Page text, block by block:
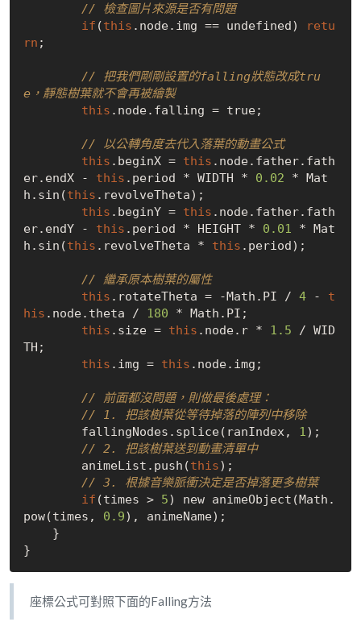
// 檢查圖片來源是否有問題
if (this .node.img == undefined)
retu
rn ;
// 把我們剛剛設置的falling狀態改成tru
e，靜態樹葉就不會再被繪製
this .node.falling = true;
// 以公轉角度去代入落葉的動畫公式
this .beginX = this .node.father.fath
er.endX - this .period * WIDTH * 0.02 * Mat
h.sin(this .revolveTheta);
this .beginY = this .node.father.fath
er.endY - this .period * HEIGHT * 0.01
* Mat
h.sin(this .revolveTheta * this .period);
// 繼承原本樹葉的屬性
this .rotateTheta = -Math.PI / 4 - t
his .node.theta / 180 * Math.PI;
this .size = this .node.r * 1.5 / WID
TH;
this .img = this .node.img;
// 前面都沒問題，則做最後處理：
// 1. 把該樹葉從等待掉落的陣列中移除
        fallingNodes.splice(ranIndex,
1 );
// 2. 把該樹葉送到動畫清單中
        animeList.push(
this);
// 3. 根據音樂脈衝決定是否掉落更多樹葉
if (times > 5) new animeObject(Math.
pow(times, 0.9), animeName);
座標公式可對照下面的Falling方法